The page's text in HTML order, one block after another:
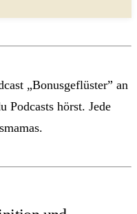
„Bonusgeflüster” an
Podcasts hörst. Jede